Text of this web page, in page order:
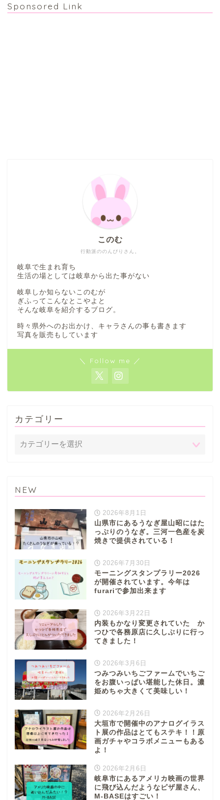
Sponsored Link
行動派ののんびりさん。
このむ
岐阜で生まれ育ち
生活の場としては岐阜から出た事がない
岐阜しか知らないこのむが
ぎふってこんなとこやよと
そんな岐阜を紹介するブログ。
時々県外へのお出かけ、キャラさんの事も書きます
写真を販売もしています
＼ Follow me ／
カテゴリー
NEW
2026年8月1日
山県市にあるうなぎ屋山昭にはた
っぷりのうなぎ。三河一色産を炭
焼きで提供されている！
2026年7月30日
モーニングスタンプラリー2026
が開催されています。今年は
furariで参加出来ます
2026年3月22日
内装もかなり変更されていた か
つひで各務原店に久しぶりに行っ
てきました！
2026年3月6日
つみつみいちごファームでいちご
をお腹いっぱい堪能した休日。濃
姫めちゃ大きくて美味しい！
2026年2月26日
大垣市で開催中のアナログイラス
ト展の作品はとてもステキ！！原
画ガチャやコラボメニューもある
よ！
2026年2月6日
岐阜市にあるアメリカ映画の世界
に飛び込んだようなピザ屋さん、
M-BASEはすごい！